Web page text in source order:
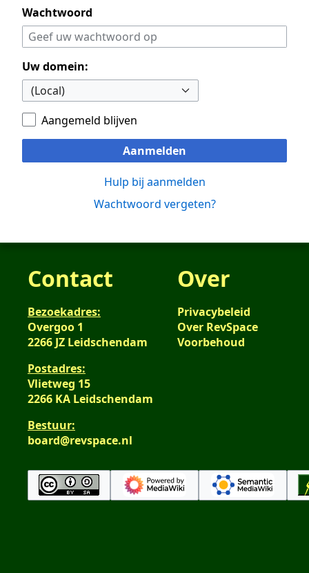
Wachtwoord
Uw domein:
Aangemeld blijven
Aanmelden
Hulp bij aanmelden
Wachtwoord vergeten?
Contact
Bezoekadres:
Overgoo 1
2266 JZ Leidschendam
Postadres:
Vlietweg 15
2266 KA Leidschendam
Bestuur:
board@revspace.nl
Over
Privacybeleid
Over RevSpace
Voorbehoud